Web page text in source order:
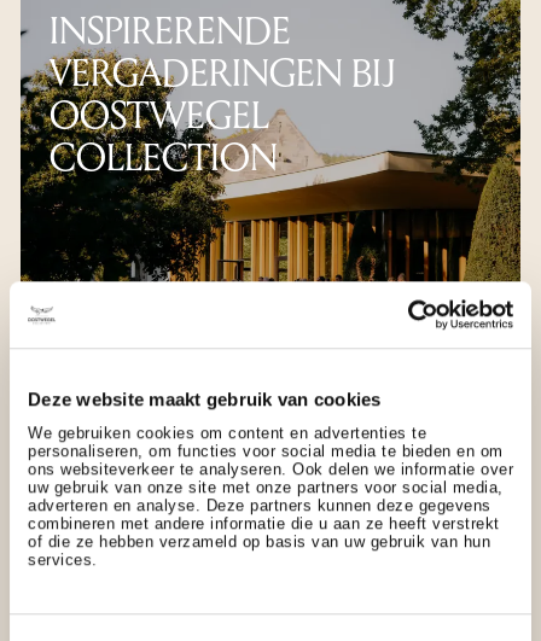
Deze website maakt gebruik van cookies
We gebruiken cookies om content en advertenties te
personaliseren, om functies voor social media te bieden en om
ons websiteverkeer te analyseren. Ook delen we informatie over
uw gebruik van onze site met onze partners voor social media,
adverteren en analyse. Deze partners kunnen deze gegevens
combineren met andere informatie die u aan ze heeft verstrekt
of die ze hebben verzameld op basis van uw gebruik van hun
services.
INSPIRERENDE
VERGADERINGEN BIJ
OOSTWEGEL
COLLECTION
Zeer geslaagd evenement
INTERSNACK NEDERLAND
''Tijdens ons evenement in juli 2024 hebben we
van Oostwegel Collection. Zo verbleven we in Château